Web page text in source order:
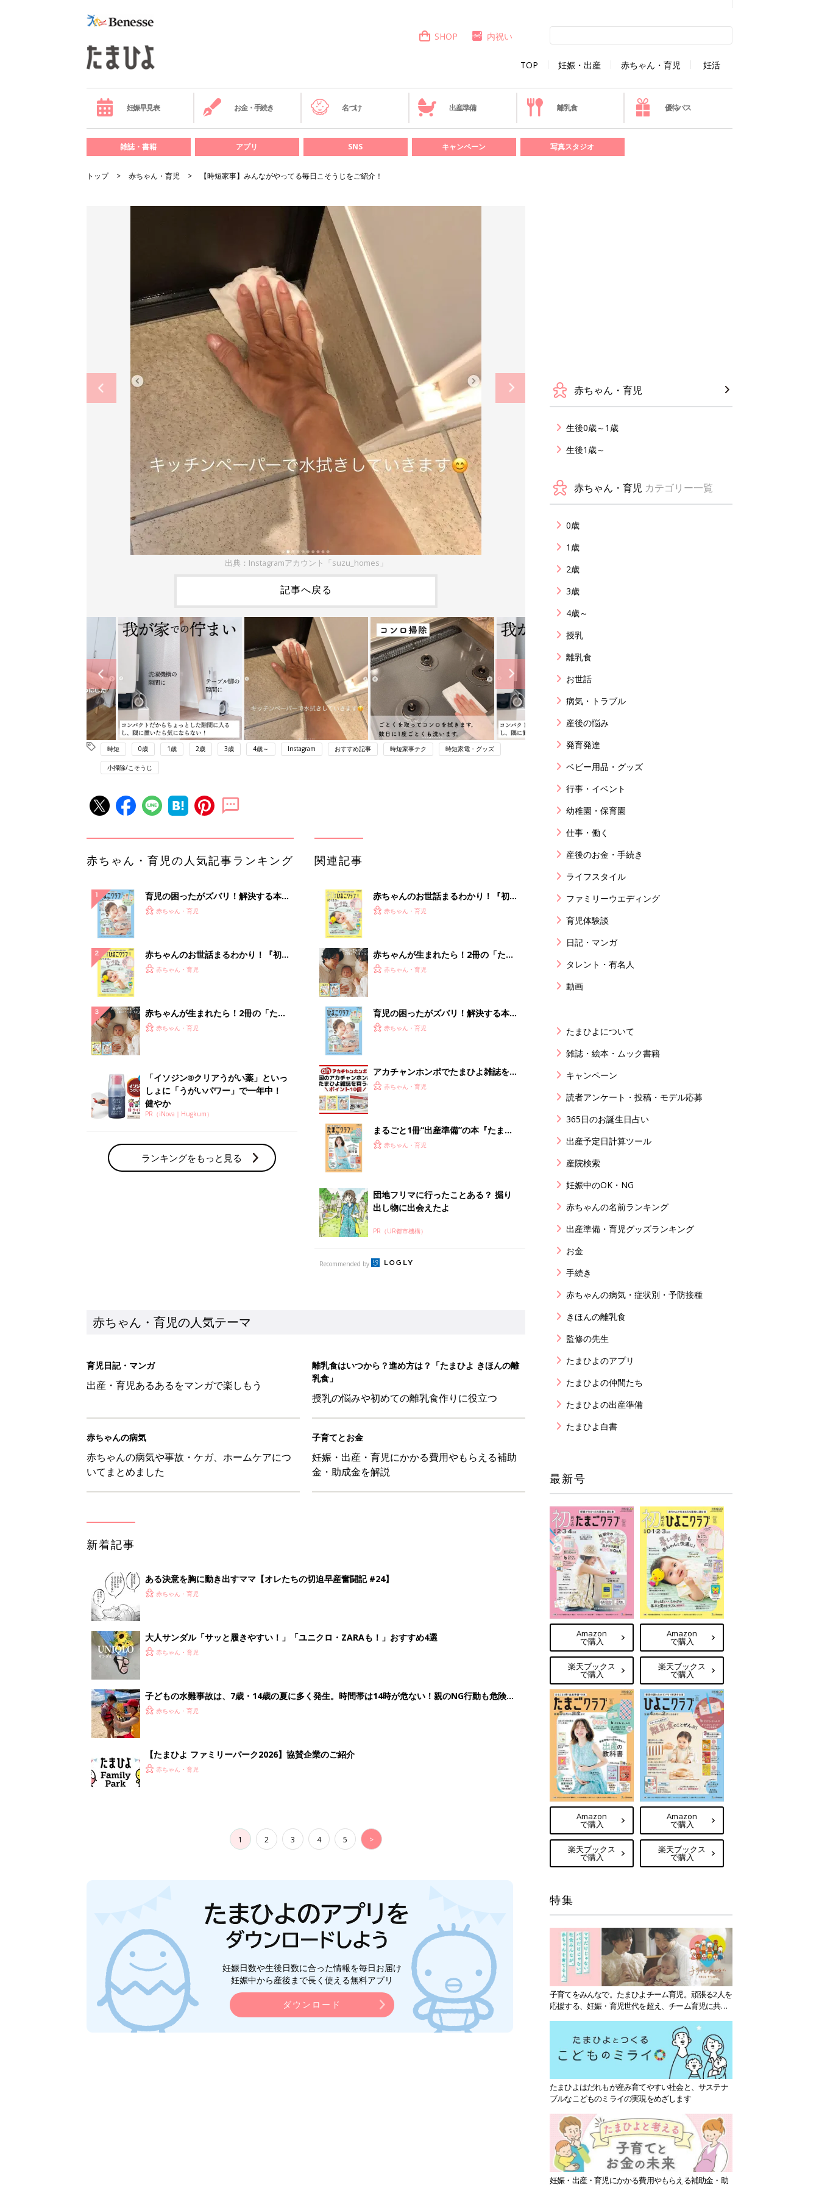
TOP 妊娠・出産 赤ちゃん・育児 妊活
SHOP 内祝い
妊娠早見表 お金・手続き 名づけ 出産準備 離乳食 優待パス
雑誌・書籍 アプリ SNS キャンペーン 写真スタジオ
トップ 赤ちゃん・育児 【時短家事】みんながやってる毎日こそうじをご紹介！
出典：Instagramアカウント「suzu_homes」
記事へ戻る
時短 0歳 1歳 2歳 3歳 4歳～ Instagram おすすめ記事 時短家事テク 時短家電・グッズ
小掃除/こそうじ
赤ちゃん・育児の人気記事ランキング
育児の困ったがズバリ！解決する本
『ひよこクラブ 夏号』 4カ月～2才
赤ちゃん・育児
赤ちゃんのお世話まるわかり！『初め
てのひよこクラブ 夏号』〈巻頭大特
解決テク
赤ちゃん・育児
赤ちゃんが生まれたら！2冊の「たま
ひよ」
赤ちゃん・育児
「イソジン®クリアうがい薬」といっ
しょに「うがいパワー」で一年中！
健やか
PR（iNova｜Hugkum）
ランキングをもっと見る
関連記事
赤ちゃんのお世話まるわかり！『初め
てのひよこクラブ 夏号』〈巻頭大特
解決テク
赤ちゃん・育児
赤ちゃんが生まれたら！2冊の「たま
ひよ」
赤ちゃん・育児
育児の困ったがズバリ！解決する本
『ひよこクラブ 秋号』 4カ月～2才
赤ちゃん・育児
アカチャンホンポでたまひよ雑誌を買
うとポイント10倍【期間限定】
赤ちゃん・育児
まるごと1冊“出産準備”の本『たまご
クラブ 夏号』〈スペシャル大特集〉
赤ちゃん・育児
団地フリマに行ったことある？ 掘り
出し物に出会えたよ
PR（UR都市機構）
Recommended by
赤ちゃん・育児の人気テーマ
育児日記・マンガ
出産・育児あるあるをマンガで楽しもう
離乳食はいつから？進め方は？「たまひよ きほんの離
乳食」
授乳の悩みや初めての離乳食作りに役立つ
赤ちゃんの病気
赤ちゃんの病気や事故・ケガ、ホームケアにつ
いてまとめました
子育てとお金
妊娠・出産・育児にかかる費用やもらえる補助
金・助成金を解説
新着記事
ある決意を胸に動き出すママ【オレたちの切迫早産奮闘記 #24】
赤ちゃん・育児
大人サンダル「サッと履きやすい！」「ユニクロ・ZARAも！」おすすめ4選
赤ちゃん・育児
子どもの水難事故は、7歳・14歳の夏に多く発生。時間帯は14時が危ない！親のNG行動も危険を
まねく【専門家】
赤ちゃん・育児
【たまひよ ファミリーパーク2026】協賛企業のご紹介
赤ちゃん・育児
1 2 3 4 5 >
妊娠日数や生後日数に合った情報を毎日お届け
妊娠中から産後まで長く使える無料アプリ
ダウンロード
赤ちゃん・育児
生後0歳～1歳
生後1歳～
赤ちゃん・育児 カテゴリー一覧
0歳
1歳
2歳
3歳
4歳～
授乳
離乳食
お世話
病気・トラブル
産後の悩み
発育発達
ベビー用品・グッズ
行事・イベント
幼稚園・保育園
仕事・働く
産後のお金・手続き
ライフスタイル
ファミリーウエディング
育児体験談
日記・マンガ
タレント・有名人
動画
たまひよについて
雑誌・絵本・ムック書籍
キャンペーン
読者アンケート・投稿・モデル応募
365日のお誕生日占い
出産予定日計算ツール
産院検索
妊娠中のOK・NG
赤ちゃんの名前ランキング
出産準備・育児グッズランキング
お金
手続き
赤ちゃんの病気・症状別・予防接種
きほんの離乳食
監修の先生
たまひよのアプリ
たまひよの仲間たち
たまひよの出産準備
たまひよ白書
最新号
Amazon
で購入
楽天ブックス
で購入
Amazon
で購入
楽天ブックス
で購入
Amazon
で購入
楽天ブックス
で購入
Amazon
で購入
楽天ブックス
で購入
特集
子育てをみんなで。たまひよチーム育児。頑張る2人を
応援する、妊娠・育児世代を超え、チーム育児に共感
たまひよはだれもが産み育てやすい社会と、サステナ
ブルなこどものミライの実現をめざします
妊娠・出産・育児にかかる費用やもらえる補助金・助